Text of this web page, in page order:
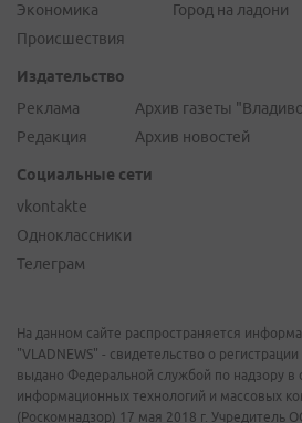
Экономика
Происшествия
Город на ладони
Издательство
Реклама
Редакция
Архив газеты
Архив новостей
Социальные сети
vkontakte
Одноклассники
Телеграм
На данном сайте распространяется
"VLADNEWS" - свидетельство о
выдано Федеральной службой по надзору в
информационных технологий и массовых
(Роскомнадзор) 17 мая 2018 г. Учредитель